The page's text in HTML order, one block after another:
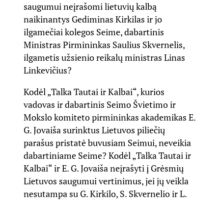
saugumui neįrašomi lietuvių kalbą
naikinantys Gediminas Kirkilas ir jo
ilgamečiai kolegos Seime, dabartinis
Ministras Pirmininkas Saulius Skvernelis,
ilgametis užsienio reikalų ministras Linas
Linkevičius?
Kodėl „Talka Tautai ir Kalbai“, kurios
vadovas ir dabartinis Seimo Švietimo ir
Mokslo komiteto pirmininkas akademikas E.
G. Jovaiša surinktus Lietuvos piliečių
parašus pristatė buvusiam Seimui, neveikia
dabartiniame Seime? Kodėl „Talka Tautai ir
Kalbai“ ir E. G. Jovaiša neįrašyti į Grėsmių
Lietuvos saugumui vertinimus, jei jų veikla
nesutampa su G. Kirkilo, S. Skvernelio ir L.